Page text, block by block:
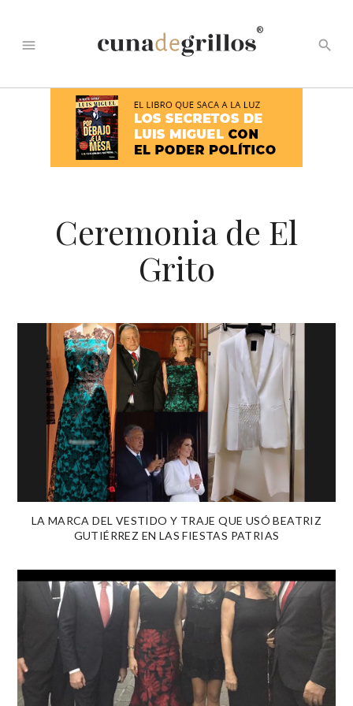
menu
®
search
Ceremonia de El
Grito
LA MARCA DEL VESTIDO Y TRAJE QUE USÓ BEATRIZ
GUTIÉRREZ EN LAS FIESTAS PATRIAS